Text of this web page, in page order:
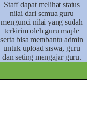
Staff dapat melihat status
nilai dari semua guru
mengunci nilai yang sudah
terkirim oleh guru maple
serta bisa membantu admin
untuk upload siswa, guru
dan seting mengajar guru.